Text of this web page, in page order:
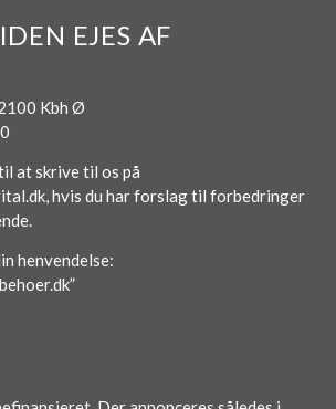
EJES AF
Kbh Ø
at skrive til os på
hvis du har forslag til forbedringer
henvendelse: